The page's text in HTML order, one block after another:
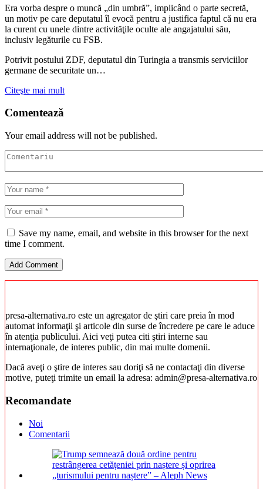
Era vorba despre o muncă „din umbră”, implicând o parte secretă,
un motiv pe care deputatul îl evocă pentru a justifica faptul că nu era
la curent cu unele dintre activităţile oculte ale angajatului său,
inclusiv legăturile cu FSB.
Potrivit postului ZDF, deputatul din Turingia a transmis serviciilor
germane de securitate un…
Citeşte mai mult
Comentează
Your email address will not be published.
Save my name, email, and website in this browser for the next
time I comment.
presa-alternativa.ro este un agregator de ştiri care preia în mod
automat informaţii şi articole din surse de încredere pe care le aduce
în atenţia publicului. Aici veţi putea citi ştiri interne sau
internaţionale, de interes public, din mai multe domenii.
Dacă aveţi o ştire de interes sau doriţi să ne contactaţi din diverse
motive, puteţi trimite un email la adresa: admin@presa-alternativa.ro
Recomandate
Noi
Comentarii